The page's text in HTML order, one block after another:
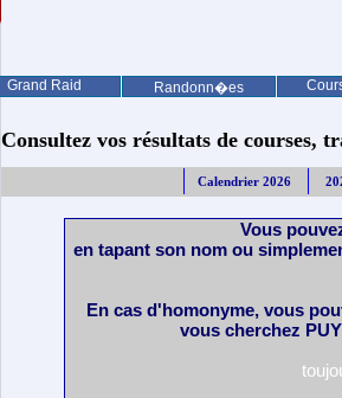
Grand Raid Randonn�es
Consultez vos résultats de courses,
Calendrier 2026
Vous
en tapant son nom ou
En cas d'homonyme, vous
vous cherchez